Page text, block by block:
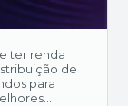
ter renda
de
para